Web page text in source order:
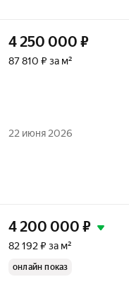
4 250 000 ₽
87 810 ₽ за м²
22 июня 2026
4 200 000 ₽
82 192 ₽ за м²
онлайн показ